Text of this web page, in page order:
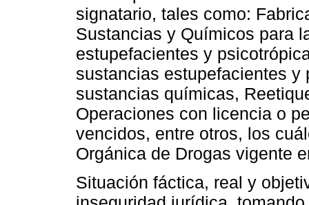
signatario, tales como:
Sustancias y Químicos para
estupefacientes y
sustancias estupefacientes
sustancias químicas,
Operaciones con licencia o
vencidos, entre otros, los
Orgánica de Drogas vigente
Situación fáctica, real y